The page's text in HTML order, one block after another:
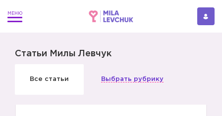
Статьи Милы Левчук
Все статьи Выбрать рубрику